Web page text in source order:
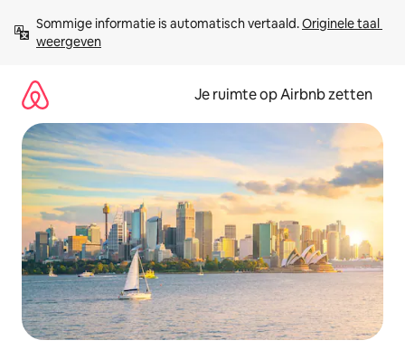
direct
naar
Sommige informatie is automatisch vertaald. Originele taal
weergeven
Je ruimte op Airbnb zetten